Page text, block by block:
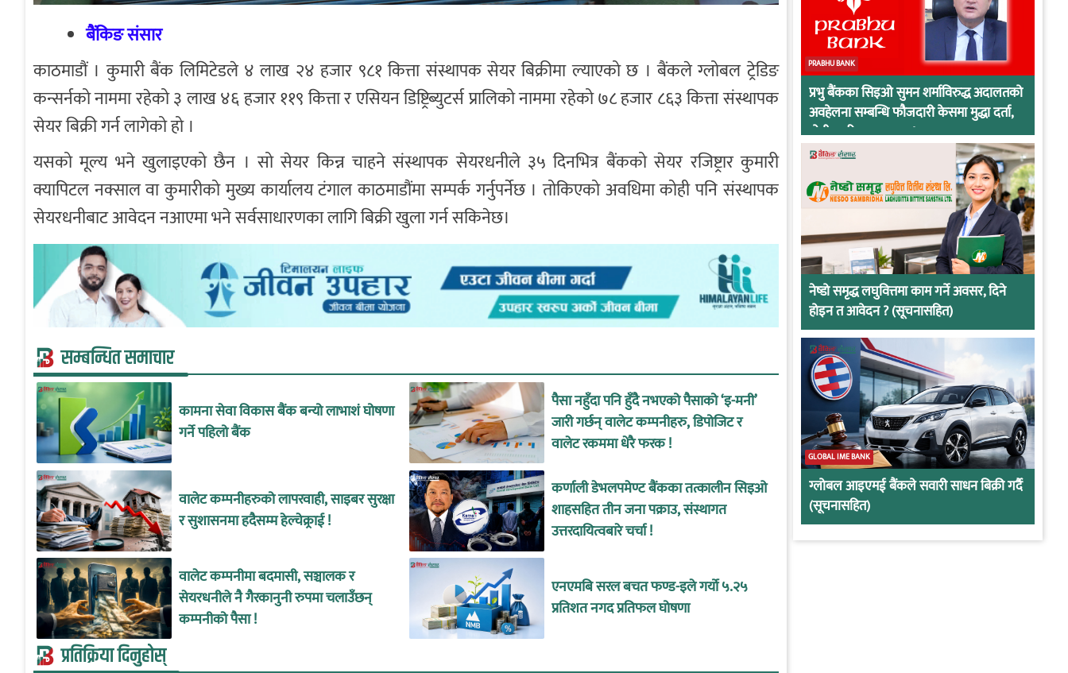
बैंकिङ संसार
काठमाडौं । कुमारी बैंक लिमिटेडले ४ लाख २४ हजार ९८१ कित्ता संस्थापक सेयर बिक्रीमा ल्याएको छ । बैंकले ग्लोबल ट्रेडिङ
कन्सर्नको नाममा रहेको ३ लाख ४६ हजार ११९ कित्ता र एसियन डिष्ट्रिब्युटर्स प्रालिको नाममा रहेको ७८ हजार ८६३ कित्ता संस्थापक
सेयर बिक्री गर्न लागेको हो ।
यसको मूल्य भने खुलाइएको छैन । सो सेयर किन्न चाहने संस्थापक सेयरधनीले ३५ दिनभित्र बैंकको सेयर रजिष्ट्रार कुमारी
क्यापिटल नक्साल वा कुमारीको मुख्य कार्यालय टंगाल काठमाडौंमा सम्पर्क गर्नुपर्नेछ । तोकिएको अवधिमा कोही पनि संस्थापक
सेयरधनीबाट आवेदन नआएमा भने सर्वसाधारणका लागि बिक्री खुला गर्न सकिनेछ।
सम्बन्धित समाचार
कामना सेवा विकास बैंक बन्यो लाभाशं घोषणा
गर्ने पहिलो बैंक
पैसा नहुँदा पनि हुँदै नभएको पैसाको ‘इ-मनी’
जारी गर्छन् वालेट कम्पनीहरु, डिपोजिट र
वालेट रकममा धेरै फरक !
वालेट कम्पनीहरुको लापरवाही, साइबर सुरक्षा
र सुशासनमा हदैसम्म हेल्चेक्र्राई !
कर्णाली डेभलपमेण्ट बैंकका तत्कालीन सिइओ
शाहसहित तीन जना पक्राउ, संस्थागत
उत्तरदायित्वबारे चर्चा !
वालेट कम्पनीमा बदमासी, सञ्चालक र
सेयरधनीले नै गैरकानुनी रुपमा चलाउँछन्
कम्पनीको पैसा !
एनएमबि सरल बचत फण्ड-इले गर्यो ५.२५
प्रतिशत नगद प्रतिफल घोषणा
प्रतिक्रिया दिनुहोस्
PRABHU BANK
प्रभु बैंकका सिइओ सुमन शर्माविरुद्ध अदालतको
अवहेलना सम्बन्धि फौजदारी केसमा मुद्धा दर्ता,
दोषी ठहरिए जान्छ पद !
नेष्डो समृद्ध लघुवित्तमा काम गर्ने अवसर, दिने
होइन त आवेदन ? (सूचनासहित)
GLOBAL IME BANK
ग्लोबल आइएमई बैंकले सवारी साधन बिक्री गर्दै
(सूचनासहित)